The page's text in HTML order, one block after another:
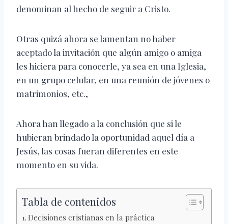
denominan al hecho de seguir a Cristo.
Otras quizá ahora se lamentan no haber
aceptado la invitación que algún amigo o amiga
les hiciera para conocerle, ya sea en una Iglesia,
en un grupo celular, en una reunión de jóvenes o
matrimonios, etc.,
Ahora han llegado a la conclusión que si le
hubieran brindado la oportunidad aquel día a
Jesús, las cosas fueran diferentes en este
momento en su vida.
Tabla de contenidos
Decisiones cristianas en la práctica